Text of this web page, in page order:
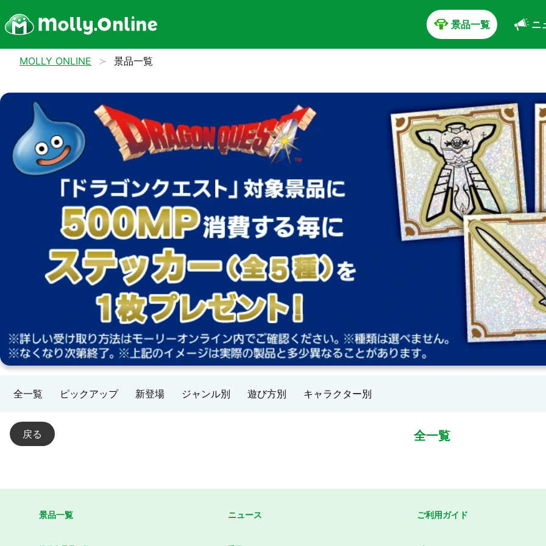
景品一覧 ニ
MOLLY ONLINE 景品一覧
全一覧 ピックアップ 新登場 ジャンル別 遊び方別 キャラクター別
戻る 全一覧
景品一覧 ニュース ご利用ガイド